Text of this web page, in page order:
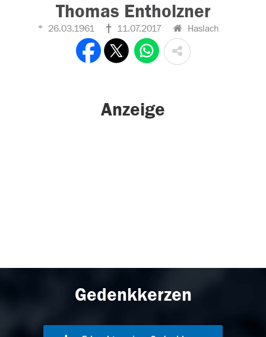
Thomas Entholzner
26.03.1961 11.07.2017 Haslach
Anzeige
Gedenkkerzen